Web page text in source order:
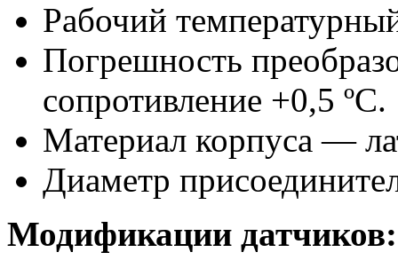
Рабочий
Погрешность
сопротивление +0,5 ºС.
Материал корпуса —
Диаметр
Модификации датчиков: